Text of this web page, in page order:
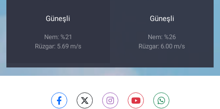
Güneşli
Nem: %21
Rüzgar: 5.69 m/s
Güneşli
Nem: %26
Rüzgar: 6.00 m/s